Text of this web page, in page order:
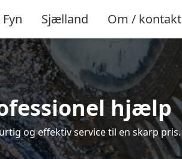
Fyn Sjælland Om / kontakt
hjælp
og effektiv service til en skarp pris.